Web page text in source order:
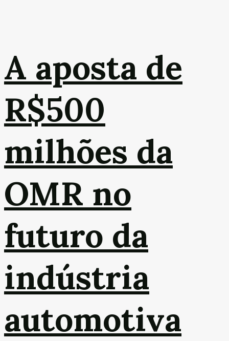
A aposta de
R$500
milhões da
OMR no
futuro da
indústria
automotiva